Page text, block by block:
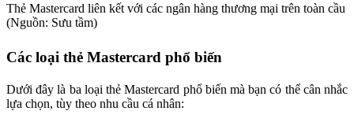
Thẻ Mastercard liên kết với các ngân hàng thương mại trên toàn cầu
(Nguồn: Sưu tầm)
Các loại thẻ Mastercard phổ biến
Dưới đây là ba loại thẻ Mastercard phổ biến mà bạn có thể cân nhắc
lựa chọn, tùy theo nhu cầu cá nhân: